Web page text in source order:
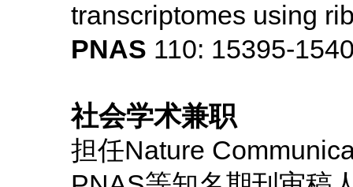
transcriptomes using
PNAS 110: 15395-
社会学术兼职
担任Nature